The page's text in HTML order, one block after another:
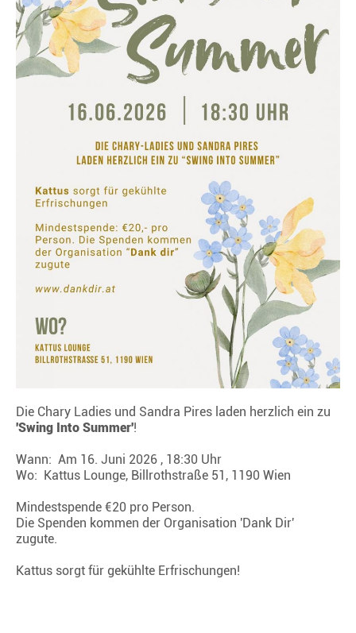
Die Chary Ladies und Sandra Pires laden herzlich ein zu
'Swing Into Summer'!
Wann: Am 16. Juni 2026 , 18:30 Uhr
Wo: Kattus Lounge, Billrothstraße 51, 1190 Wien
Mindestspende €20 pro Person.
Die Spenden kommen der Organisation 'Dank Dir'
zugute.
Kattus sorgt für gekühlte Erfrischungen!